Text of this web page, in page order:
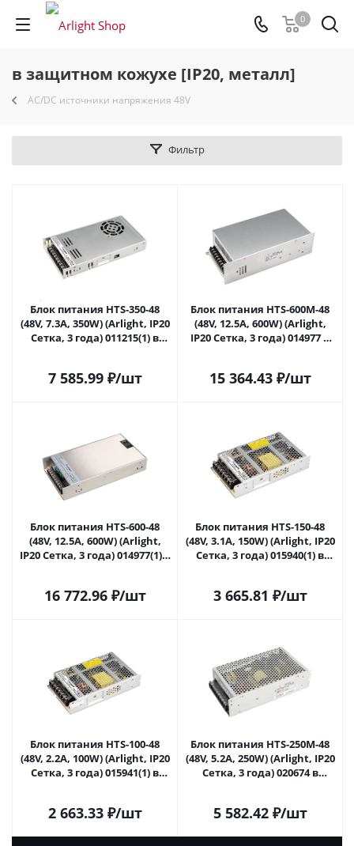
0
в защитном кожухе [IP20, металл]
AC/DC источники напряжения 48V
Фильтр
Блок питания HTS-350-48
(48V, 7.3A, 350W) (Arlight, IP20
Сетка, 3 года) 011215(1) в
7 585.99₽/шт
Блок питания HTS-600M-48
(48V, 12.5A, 600W) (Arlight,
IP20 Сетка, 3 года) 014977 в
15 364.43₽/шт
Блок питания HTS-600-48
(48V, 12.5A, 600W) (Arlight,
IP20 Сетка, 3 года) 014977(1) в
16 772.96₽/шт
Блок питания HTS-150-48
(48V, 3.1A, 150W) (Arlight, IP20
Сетка, 3 года) 015940(1) в
3 665.81 ₽/шт
Блок питания HTS-100-48
(48V, 2.2A, 100W) (Arlight, IP20
Сетка, 3 года) 015941(1) в
2 663.33₽/шт
Блок питания HTS-250M-48
(48V, 5.2A, 250W) (Arlight, IP20
Сетка, 3 года) 020674 в
5 582.42₽/шт